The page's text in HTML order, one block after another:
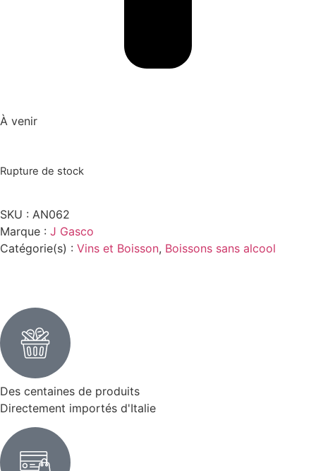
À venir
Rupture de stock
SKU : AN062
Marque : J Gasco
Catégorie(s) : Vins et Boisson, Boissons sans alcool
Des centaines de produits
Directement importés d'Italie